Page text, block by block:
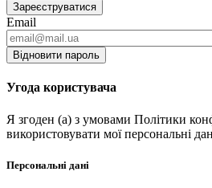
Зареєструватися
Email
Відновити пароль
Угода користувача
Я згоден (а) з умовами Політики
використовувати мої персональні
Персональні дані